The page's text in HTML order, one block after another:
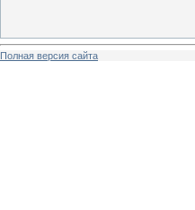
Полная версия сайта